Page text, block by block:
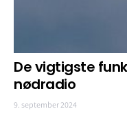
De vigtigste
nødradio
9. september 2024